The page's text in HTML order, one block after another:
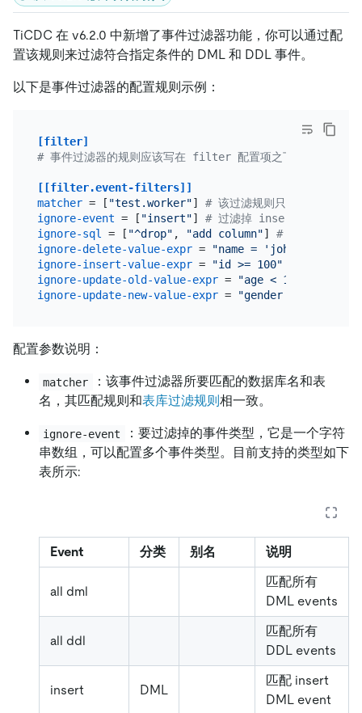
TiCDC 在 v6.2.0 中新增了事件过滤器功能，你可以通过配
置该规则来过滤符合指定条件的 DML 和 DDL 事件。
以下是事件过滤器的配置规则示例：
[filter]
# 事件过滤器的规则应该写在 filter 配置项之下，可以同时配
[[filter.event-filters]]
matcher = [ "test.worker"] # 该过滤规则只应用于 test
ignore-event = [ "insert"] # 过滤掉 insert 事件
ignore-sql
= [ "^drop" , "add column"] # 过滤掉以
ignore-delete-value-expr = "name = 'john'"
ignore-insert-value-expr = "id >= 100"
ignore-update-old-value-expr =
"age < 18 or
ignore-update-new-value-expr = "gender = 'male'
配置参数说明：
matcher
：该事件过滤器所要匹配的数据库名和表
名，其匹配规则和表库过滤规则 相一致。
ignore-event
：要过滤掉的事件类型，它是一个字符
串数组，可以配置多个事件类型。目前支持的类型如下
表所示:
Event 分类 别名 说明
all dml
匹配所有
DML events
all ddl
匹配所有
DDL events
insert DML
匹配 insert
DML event